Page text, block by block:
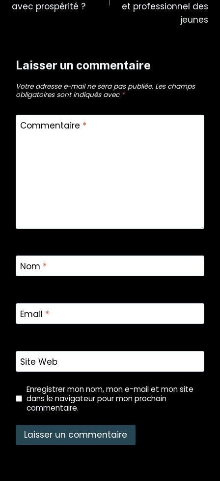
avec prospérité ?
et professionnel des
jeunes
Laisser un commentaire
Votre adresse e-mail ne sera pas publiée. Les champs
obligatoires sont indiqués avec *
Commentaire *
Nom *
Email *
Site Web
Enregistrer mon nom, mon e-mail et mon site
dans le navigateur pour mon prochain
commentaire.